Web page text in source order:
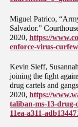
Miguel Patrico,
Salvador.”
2020, https://
enforce-virus-
Kevin Sieff,
joining the fight
drug cartels and
2020, https://
taliban-ms-13-drug-
11ea-a311-